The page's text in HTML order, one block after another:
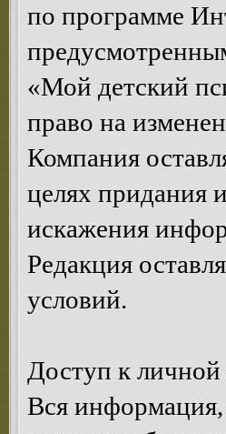
по программе
«Мой детский
право на
Компания
целях придания
искажения
Редакция
условий.
Доступ к
Вся информация,